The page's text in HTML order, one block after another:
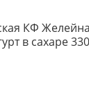
КФ
в сахаре